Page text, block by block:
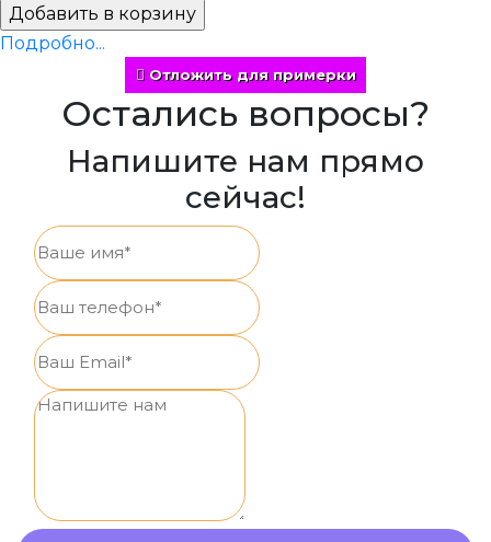
Подробно...
Отложить для примерки
Остались вопросы?
Напишите нам прямо
сейчас!